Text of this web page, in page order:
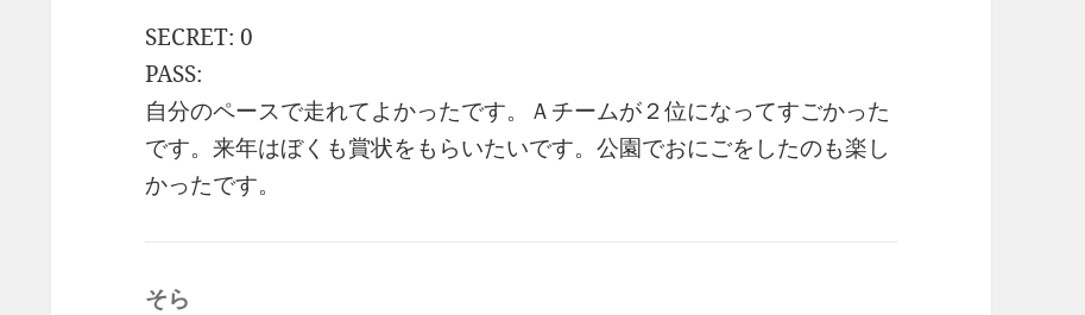
SECRET: 0
PASS:
自分のペースで走れてよかったです。Ａチームが２位になってすごかった
です。来年はぼくも賞状をもらいたいです。公園でおにごをしたのも楽し
かったです。
そら